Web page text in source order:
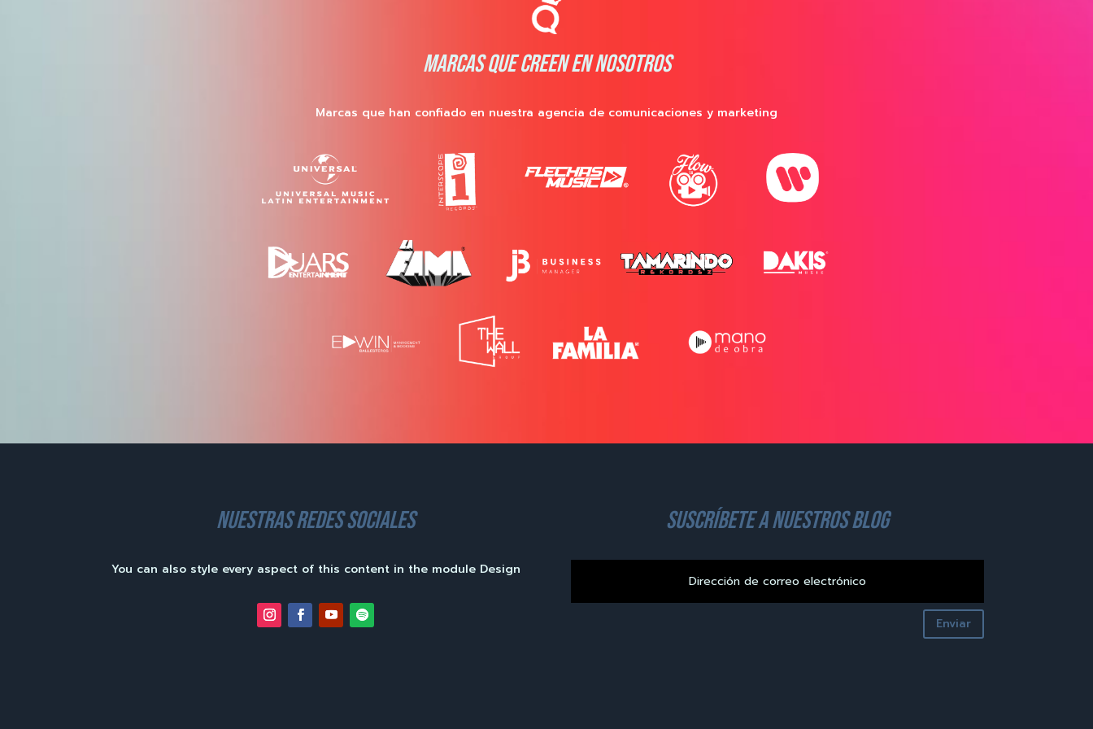
MARCAS QUE CREEN EN NOSOTROS
Marcas que han confiado en nuestra agencia de comunicaciones y marketing
nuestras redes sociales
You can also style every aspect of this content in the module Design
suscríbete a nuestros blog
Enviar